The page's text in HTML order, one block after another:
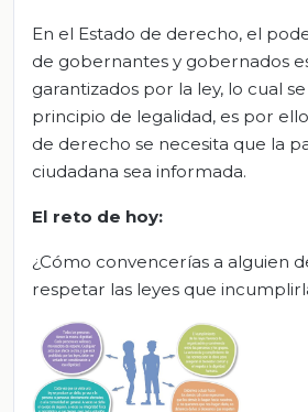
En el Estado de derecho, el
de gobernantes y gobernados
garantizados por la ley, lo cual
principio de legalidad, es por
de derecho se necesita que la
ciudadana sea informada.
El reto de hoy:
¿Cómo convencerías a alguien
respetar las leyes que